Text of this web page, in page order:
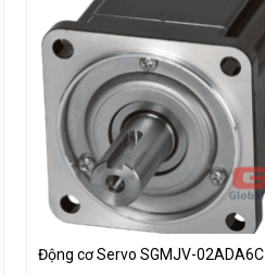
Động cơ Servo SGMJV-02ADA6C